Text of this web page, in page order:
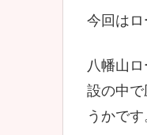
今回は
八幡山ロ
設の中
うかです